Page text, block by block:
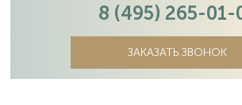
8 (495) 265-01-
ЗАКАЗАТЬ ЗВОНОК